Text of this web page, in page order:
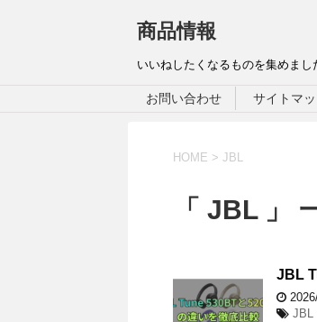
商品情報
いいねしたくなるものを集めまし
お問い合わせ サイトマ
HOME > JBL
「 JBL 」
JBL
JBL